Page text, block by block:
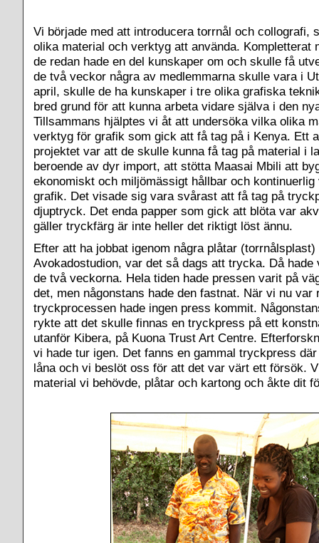
Vi började med att introducera torrnål och collografi,
olika material och verktyg att använda. Kompletterat
de redan hade en del kunskaper om och skulle få
de två veckor några av medlemmarna skulle vara i
april, skulle de ha kunskaper i tre olika grafiska
bred grund för att kunna arbeta vidare själva i den
Tillsammans hjälptes vi åt att undersöka vilka olika
verktyg för grafik som gick att få tag på i Kenya. Ett
projektet var att de skulle kunna få tag på material i
beroende av dyr import, att stötta Maasai Mbili att
ekonomiskt och miljömässigt hållbar och
grafik. Det visade sig vara svårast att få tag på
djuptryck. Det enda papper som gick att blöta var
gäller tryckfärg är inte heller det riktigt löst ännu.
Efter att ha jobbat igenom några plåtar
Avokadostudion, var det så dags att trycka. Då hade
de två veckorna. Hela tiden hade pressen varit på
det, men någonstans hade den fastnat. När vi nu var
tryckprocessen hade ingen press kommit.
rykte att det skulle finnas en tryckpress på ett
utanför Kibera, på Kuona Trust Art Centre.
vi hade tur igen. Det fanns en gammal tryckpress
låna och vi beslöt oss för att det var värt ett försök.
material vi behövde, plåtar och kartong och åkte dit